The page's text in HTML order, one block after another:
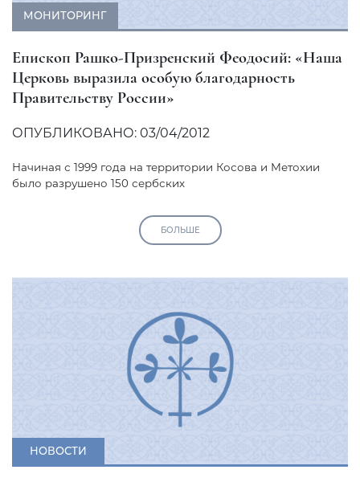
МОНИТОРИНГ
Епископ Рашко-Призренский Феодосий: «Наша
Церковь выразила особую благодарность
Правительству России»
ОПУБЛИКОВАНО: 03/04/2012
Начиная с 1999 года на территории Косова и Метохии
было разрушено 150 сербских
БОЛЬШЕ
НОВОСТИ